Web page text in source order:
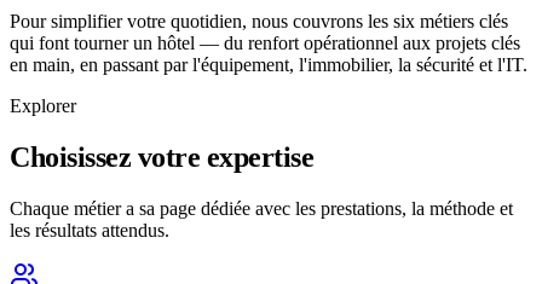
Pour simplifier votre quotidien, nous couvrons les six métiers clés
qui font tourner un hôtel — du renfort opérationnel aux projets clés
en main, en passant par l'équipement, l'immobilier, la sécurité et l'IT.
Explorer
Choisissez votre expertise
Chaque métier a sa page dédiée avec les prestations, la méthode et
les résultats attendus.